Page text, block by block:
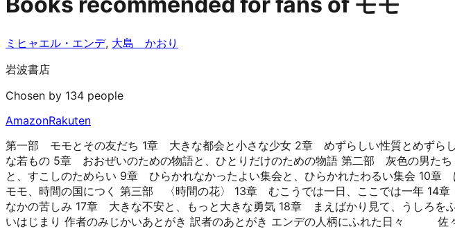
ミヒャエル・エンデ, 大島 かおり
岩波書店
Chosen by 134 people
AmazonRakuten
第一部 モモとその友だち 1章 大きな都会と小さな少女 2章 めずらしい性質とめずら
な若もの 5章 おおぜいのための物語と、ひとりだけのための物語 第二部 灰色の男
と、すこしのためらい 9章 ひらかれなかったよい集会と、ひらかれたわるい集会 10
モモ、時間の国につく 第三部 〈時間の花〉 13章 むこうでは一日、ここでは一年
なかの苦しみ 17章 大きな不安と、もっと大きな勇気 18章 まえばかり見て、うしろ
いはじまり 作者のみじかいあとがき 訳者のあとがき エンデの人柄にふれた日々 佐